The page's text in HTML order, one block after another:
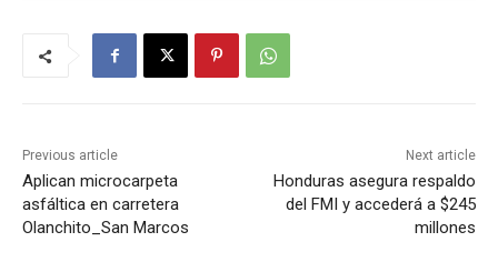
Previous article
Aplican microcarpeta
asfáltica en carretera
Olanchito_San Marcos
Next article
Honduras asegura respaldo
del FMI y accederá a $245
millones